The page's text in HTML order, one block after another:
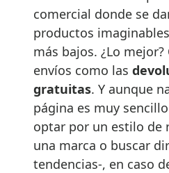
comercial donde se
productos
más bajos. ¿Lo
envíos como las
gratuitas. Y aunque
página es muy
optar por un estilo de
una marca o buscar
tendencias-, en caso